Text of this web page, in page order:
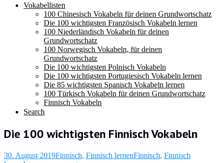
Vokabellisten
100 Chinesisch Vokabeln für deinen Grundwortschatz
Die 100 wichtigsten Französisch Vokabeln lernen
100 Niederländisch Vokabeln für deinen
Grundwortschatz
100 Norwegisch Vokabeln, für deinen
Grundwortschatz
Die 100 wichtigsten Polnisch Vokabeln
Die 100 wichtigsten Portugiesisch Vokabeln lernen
Die 85 wichtigsten Spanisch Vokabeln lernen
100 Türkisch Vokabeln für deinen Grundwortschatz
Finnisch Vokabeln
Search
Die 100 wichtigsten Finnisch Vokabeln
30. August 2019Finnisch, Finnisch lernenFinnisch, Finnisch